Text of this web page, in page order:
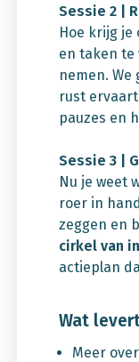
Sessie 2 |
Hoe krijg
en taken te
nemen. We
rust
pauzes en
Sessie 3 |
Nu je weet
roer in
zeggen en
cirkel van
actieplan
Wat
Meer